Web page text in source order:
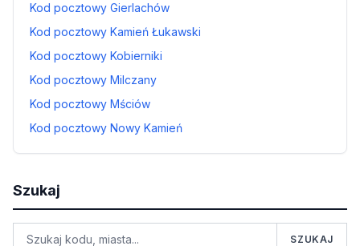
Kod pocztowy Gierlachów
Kod pocztowy Kamień Łukawski
Kod pocztowy Kobierniki
Kod pocztowy Milczany
Kod pocztowy Mściów
Kod pocztowy Nowy Kamień
Szukaj
SZUKAJ